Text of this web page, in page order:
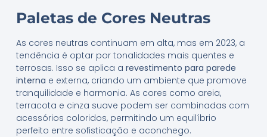
Paletas de Cores Neutras
As cores neutras continuam em alta, mas em 2023, a
tendência é optar por tonalidades mais quentes e
terrosas. Isso se aplica a revestimento para parede
interna e externa, criando um ambiente que promove
tranquilidade e harmonia. As cores como areia,
terracota e cinza suave podem ser combinadas com
acessórios coloridos, permitindo um equilíbrio
perfeito entre sofisticação e aconchego.